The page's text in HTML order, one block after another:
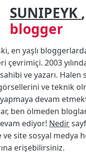
SUNIPEYK ,
blogger
en yaşlı
çevrimiçi. 2003
ve yazarı. Halen
görsellerini ve teknik
yapmaya devam
ben ölmeden
ediyor! Nedir
site sosyal medya
erişebilirsiniz.